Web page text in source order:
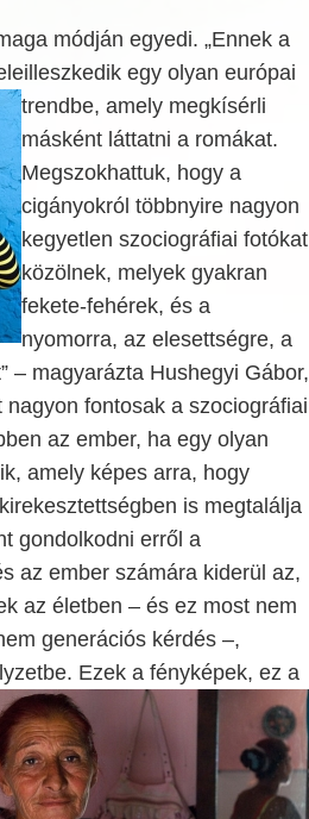
módján egyedi. „Ennek a
egy olyan európai
trendbe, amely megkísérli
másként láttatni a romákat.
Megszokhattuk, hogy a
cigányokról többnyire nagyon
kegyetlen szociográfiai fotókat
közölnek, melyek gyakran
fekete-fehérek, és a
nyomorra, az elesettségre, a
– magyarázta Hushegyi Gábor,
fontosak a szociográfiai
az ember, ha egy olyan
amely képes arra, hogy
is megtalálja
gondolkodni erről a
az ember számára kiderül az,
az életben – és ez most nem
generációs kérdés –,
Ezek a fényképek, ez a